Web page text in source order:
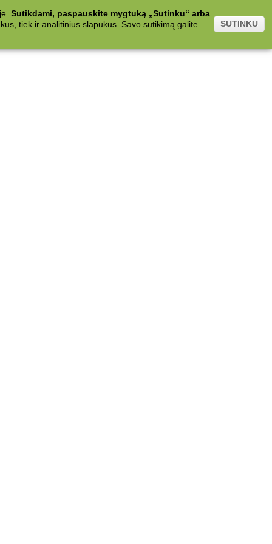
Sutikdami, paspauskite mygtuką „Sutinku“ arba
tiek ir analitinius slapukus. Savo sutikimą galite
SUTINKU